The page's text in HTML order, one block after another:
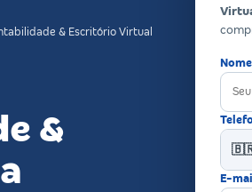
& Escritório Virtual
&
🇧🇷
E-mail